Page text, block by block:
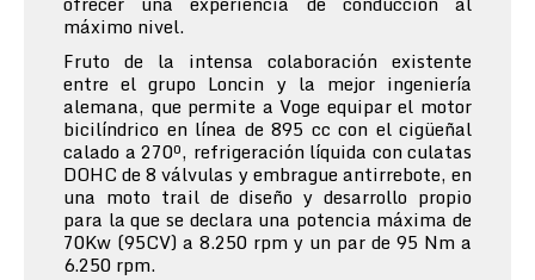
máximo nivel.
Fruto de la intensa colaboración existente
entre el grupo Loncin y la mejor ingeniería
alemana, que permite a Voge equipar el motor
bicilíndrico en línea de 895 cc con el cigüeñal
calado a 270º, refrigeración líquida con culatas
DOHC de 8 válvulas y embrague antirrebote, en
una moto trail de diseño y desarrollo propio
para la que se declara una potencia máxima de
70Kw (95CV) a 8.250 rpm y un par de 95 Nm a
6.250 rpm.